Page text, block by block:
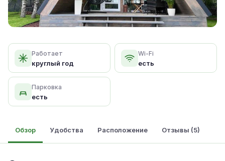
Работает
круглый год
Wi-Fi
есть
Парковка
есть
Обзор Удобства Расположение Отзывы (5)